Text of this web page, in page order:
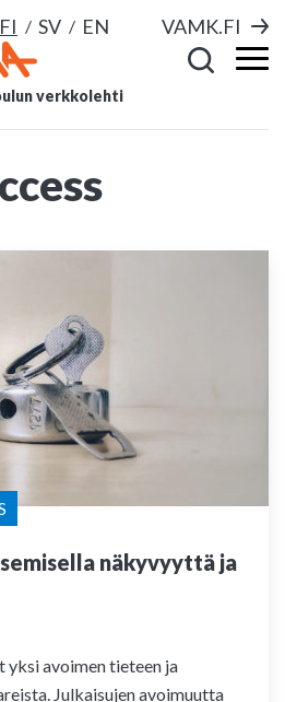
FI SV EN VAMK.FI
verkkolehti
näkyvyyttä ja
avoimen tieteen ja
Julkaisujen avoimuutta